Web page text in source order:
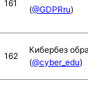
161
(@GDPRru)
162
Кибербез
(@cyber_edu)